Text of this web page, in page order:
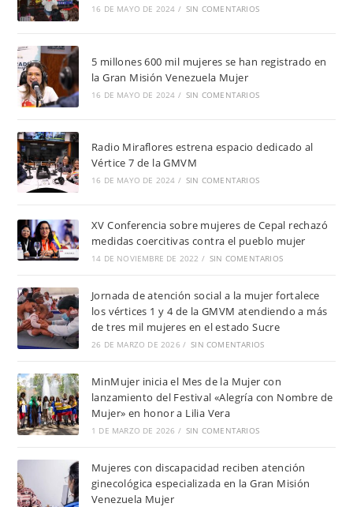
16 DE MAYO DE 2024 / SIN COMENTARIOS
5 millones 600 mil mujeres se han registrado en
la Gran Misión Venezuela Mujer
16 DE MAYO DE 2024 / SIN COMENTARIOS
Radio Miraflores estrena espacio dedicado al
Vértice 7 de la GMVM
16 DE MAYO DE 2024 / SIN COMENTARIOS
XV Conferencia sobre mujeres de Cepal rechazó
medidas coercitivas contra el pueblo mujer
14 DE NOVIEMBRE DE 2022 / SIN COMENTARIOS
Jornada de atención social a la mujer fortalece
los vértices 1 y 4 de la GMVM atendiendo a más
de tres mil mujeres en el estado Sucre
26 DE MARZO DE 2026 / SIN COMENTARIOS
MinMujer inicia el Mes de la Mujer con
lanzamiento del Festival «Alegría con Nombre de
Mujer» en honor a Lilia Vera
1 DE MARZO DE 2026 / SIN COMENTARIOS
Mujeres con discapacidad reciben atención
ginecológica especializada en la Gran Misión
Venezuela Mujer